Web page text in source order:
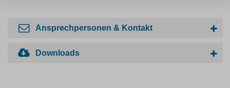
Ansprechpersonen & Kontakt
Downloads